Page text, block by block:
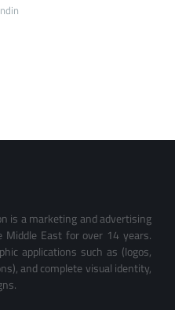
is a marketing and advertising
East for over 14 years.
applications such as (logos,
and complete visual identity,